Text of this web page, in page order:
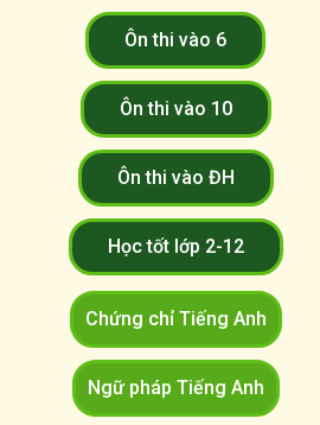
Ôn thi vào 6
Ôn thi vào 10
Ôn thi vào ĐH
Học tốt lớp 2-12
Chứng chỉ Tiếng Anh
Ngữ pháp Tiếng Anh